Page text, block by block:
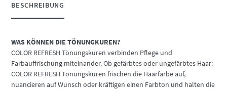
BESCHREIBUNG
WAS KÖNNEN DIE TÖNUNGKUREN?
COLOR REFRESH Tönungskuren verbinden Pflege und
Farbauffrischung miteinander. Ob gefärbtes oder ungefärbtes Haar:
COLOR REFRESH Tönungskuren frischen die Haarfarbe auf,
nuancieren auf Wunsch oder kräftigen einen Farbton und halten die